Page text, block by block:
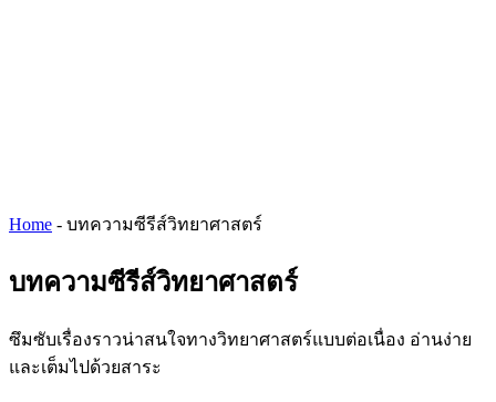
Home - บทความซีรีส์วิทยาศาสตร์
บทความซีรีส์วิทยาศาสตร์
ซึมซับเรื่องราวน่าสนใจทางวิทยาศาสตร์แบบต่อเนื่อง อ่านง่าย
และเต็มไปด้วยสาระ